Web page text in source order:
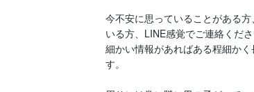
今不安に思っていることがある
いる方、LINE感覚でご連絡くださ
細かい情報があればある程細か
す。